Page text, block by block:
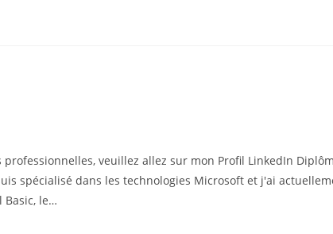
veuillez allez sur mon Profil LinkedIn
spécialisé dans les technologies Microsoft et j'ai
Basic, le…